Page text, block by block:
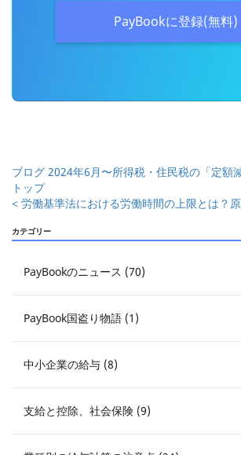
PayBookに登録(無料)
2024年6月〜所得税・住民税の「定額
ブログ
トップ
< 労働基準法における労働時間の上限とは？
カテゴリー
PayBookのニュース (70)
PayBook国盗り物語 (1)
中小企業の給与 (8)
支給と控除、社会保険 (9)